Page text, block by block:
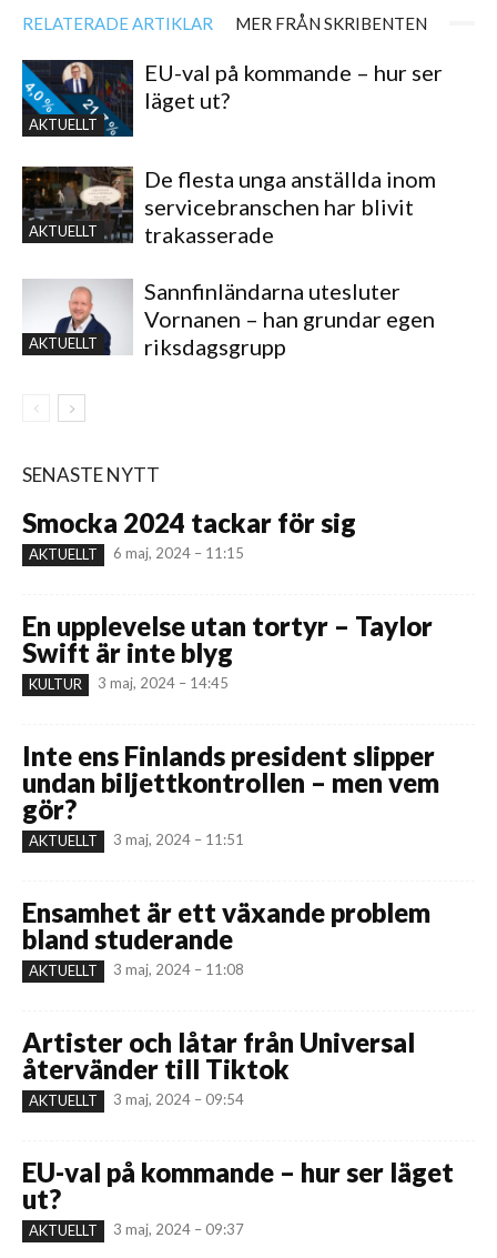
RELATERADE ARTIKLAR MER FRÅN SKRIBENTEN
AKTUELLT
EU-val på kommande – hur ser
läget ut?
AKTUELLT
De flesta unga anställda inom
servicebranschen har blivit
trakasserade
AKTUELLT
Sannfinländarna utesluter
Vornanen – han grundar egen
riksdagsgrupp
SENASTE NYTT
Smocka 2024 tackar för sig
AKTUELLT 6 maj, 2024 – 11:15
En upplevelse utan tortyr – Taylor
Swift är inte blyg
KULTUR 3 maj, 2024 – 14:45
Inte ens Finlands president slipper
undan biljettkontrollen – men vem
gör?
AKTUELLT 3 maj, 2024 – 11:51
Ensamhet är ett växande problem
bland studerande
AKTUELLT 3 maj, 2024 – 11:08
Artister och låtar från Universal
återvänder till Tiktok
AKTUELLT 3 maj, 2024 – 09:54
EU-val på kommande – hur ser läget
ut?
AKTUELLT 3 maj, 2024 – 09:37